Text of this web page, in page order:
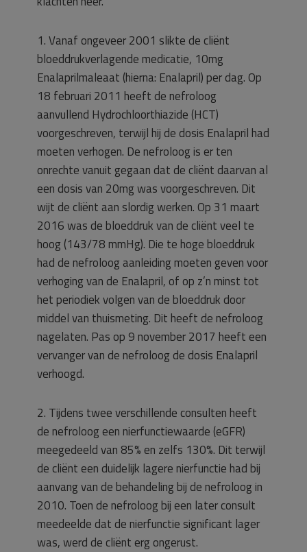
1. Vanaf ongeveer 2001 slikte de cliënt
bloeddrukverlagende medicatie, 10mg
Enalaprilmaleaat (hierna: Enalapril) per dag. Op
18 februari 2011 heeft de nefroloog
aanvullend Hydrochloorthiazide (HCT)
voorgeschreven, terwijl hij de dosis Enalapril had
moeten verhogen. De nefroloog is er ten
onrechte vanuit gegaan dat de cliënt daarvan al
een dosis van 20mg was voorgeschreven. Dit
wijt de cliënt aan slordig werken. Op 31 maart
2016 was de bloeddruk van de cliënt veel te
hoog (143/78 mmHg). Die te hoge bloeddruk
had de nefroloog aanleiding moeten geven voor
verhoging van de Enalapril, of op z’n minst tot
het periodiek volgen van de bloeddruk door
middel van thuismeting. Dit heeft de nefroloog
nagelaten. Pas op 9 november 2017 heeft een
vervanger van de nefroloog de dosis Enalapril
verhoogd.
2. Tijdens twee verschillende consulten heeft
de nefroloog een nierfunctiewaarde (eGFR)
meegedeeld van 85% en zelfs 130%. Dit terwijl
de cliënt een duidelijk lagere nierfunctie had bij
aanvang van de behandeling bij de nefroloog in
2010. Toen de nefroloog bij een later consult
meedeelde dat de nierfunctie significant lager
was, werd de cliënt erg ongerust.